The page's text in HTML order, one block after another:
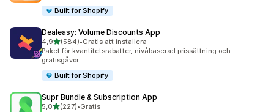
Built for Shopify
Dealeasy: Volume Discounts App
4,9av 5 stjärnor
(584)
584 recensioner totalt
•Gratis att installera
Paket för kvantitetsrabatter, nivåbaserad prissättning och
gratisgåvor.
Built for Shopify
Supr Bundle & Subscription App
5,0av 5 stjärnor
(227)
227 recensioner totalt
•Gratis